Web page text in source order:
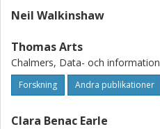
Neil Walkinshaw
Thomas Arts
Chalmers, Data- och
Forskning Andra publikationer
Clara Benac Earle